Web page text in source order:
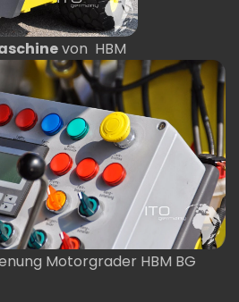
von HBM
Motorgrader HBM BG